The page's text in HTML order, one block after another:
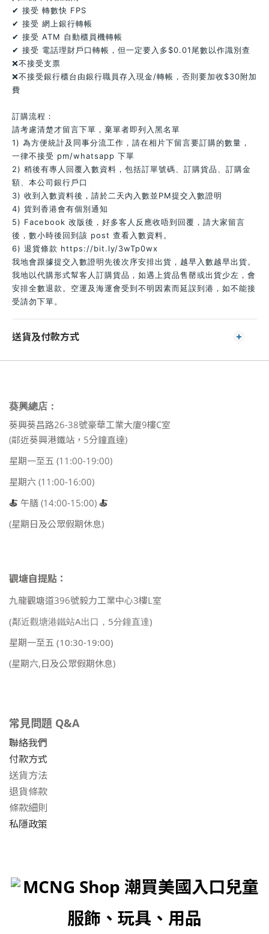
✔ 接受 轉數快 FPS
✔ 接受 網上銀行轉帳
✔ 接受 ATM 自動櫃員機轉帳
✔ 接受 電話理財戶口轉帳，但一定要入多$0.01尾數以作識別查
❌不接受支票
❌不接受銀行櫃台由銀行職員存入現金/轉帳，否則要加收$30附加
費
訂購流程：
請考慮清楚才留言下單，棄單者即列入黑名單
1) 為方便統計及同事分流工作，請在相片下留言要訂購的數量，
一律不接受 pm/whatsapp 下單
2) 稍後有專人回覆入數資料，包括訂單號碼、訂購貨品、訂購金
額、本公司銀行戶口
3) 收到入數資料後，請於二天內入數並PM提交入數證明
4) 貨到香港會有個別通知
5) Facebook 改版後，好多客人反應收唔到回覆，請大家留言
後，數小時後回到該 post 查看入數資料。
6) 退貨條款 https://bit.ly/3wTp0wx
我地會跟據提交入數證明先後次序安排出貨，越早入數越早出貨。
我地以代購形式幫客人訂購貨品，如遇上貨品售罄或出貨少左，會
安排全數退款。空運及海運會受到不明因素而延誤到港，如不能接
受請勿下單。
送貨及付款方式
葵興總店：
葵興葵昌路26-38號豪華工業大廈9樓C室
(鄰近葵興港鐵站，5分鐘直達)
星期一至五 (11:00-19:00)
星期六 (11:00-16:00)
🍝 午膳 (14:00-15:00) 🍝
(星期日及公眾假期休息)
觀塘自提點：
九龍觀塘道396號毅力工業中心3樓L室
(鄰近觀塘港鐵站A出口，5分鐘直達)
星期一至五 (10:30-19:00)
(星期六,日及公眾假期休息)
常見問題 Q&A
聯絡我們
付款方式
送貨方法
退貨條款
條款細則
私隱政策
MCNG Shop 潮買美國入口兒童
服飾、玩具、用品